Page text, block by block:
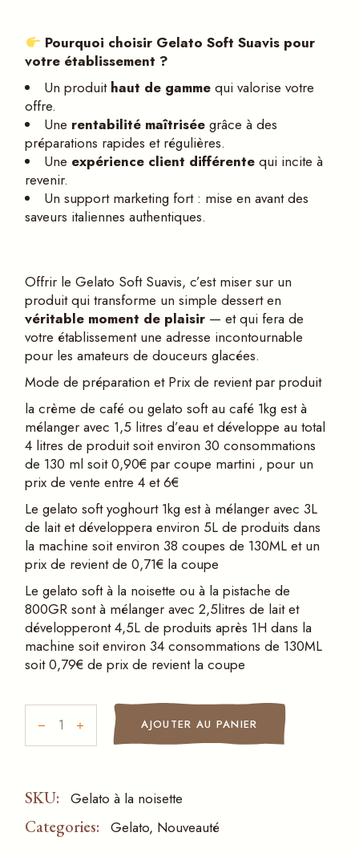
Pourquoi choisir Gelato Soft Suavis pour
votre établissement ?
Un produit haut de gamme qui valorise votre
offre.
Une rentabilité maîtrisée grâce à des
préparations rapides et régulières.
Une expérience client différente qui incite à
revenir.
Un support marketing fort : mise en avant des
saveurs italiennes authentiques.
Offrir le Gelato Soft Suavis, c’est miser sur un
produit qui transforme un simple dessert en
véritable moment de plaisir — et qui fera de
votre établissement une adresse incontournable
pour les amateurs de douceurs glacées.
Mode de préparation et Prix de revient par produit
la crème de café ou gelato soft au café 1kg est à
mélanger avec 1,5 litres d’eau et développe au total
4 litres de produit soit environ 30 consommations
de 130 ml soit 0,90€ par coupe martini , pour un
prix de vente entre 4 et 6€
Le gelato soft yoghourt 1kg est à mélanger avec 3L
de lait et développera environ 5L de produits dans
la machine soit environ 38 coupes de 130ML et un
prix de revient de 0,71€ la coupe
Le gelato soft à la noisette ou à la pistache de
800GR sont à mélanger avec 2,5litres de lait et
développeront 4,5L de produits après 1H dans la
machine soit environ 34 consommations de 130ML
soit 0,79€ de prix de revient la coupe
Gelato à la noisette (10x800gr) quantity
AJOUTER AU PANIER
SKU: Gelato à la noisette
Categories: Gelato, Nouveauté